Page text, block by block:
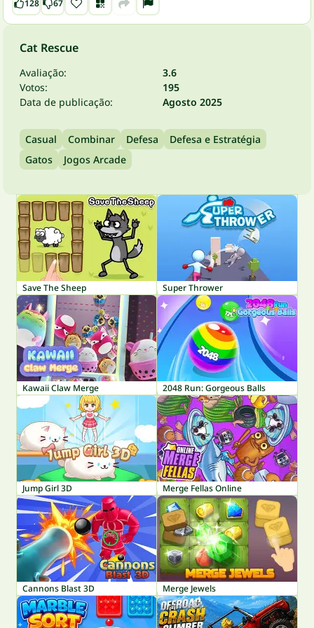
128 67
Cat Rescue
Avaliação:
3.6
Votos:
195
Data de publicação:
Agosto 2025
Casual Combinar Defesa
Defesa e Estratégia
Gatos
Jogos Arcade
Save The Sheep Super Thrower
Kawaii Claw Merge 2048 Run: Gorgeous Balls
Jump Girl 3D Merge Fellas Online
Cannons Blast 3D Merge Jewels